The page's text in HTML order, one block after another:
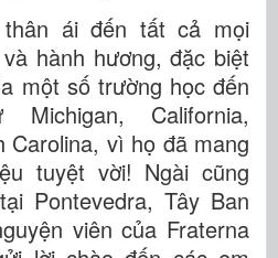
ái đến tất cả mọi
hành hương, đặc biệt
một số trường học đến
California,
Carolina, vì họ đã mang
tuyệt vời! Ngài cũng
Pontevedra, Tây Ban
viên của Fraterna